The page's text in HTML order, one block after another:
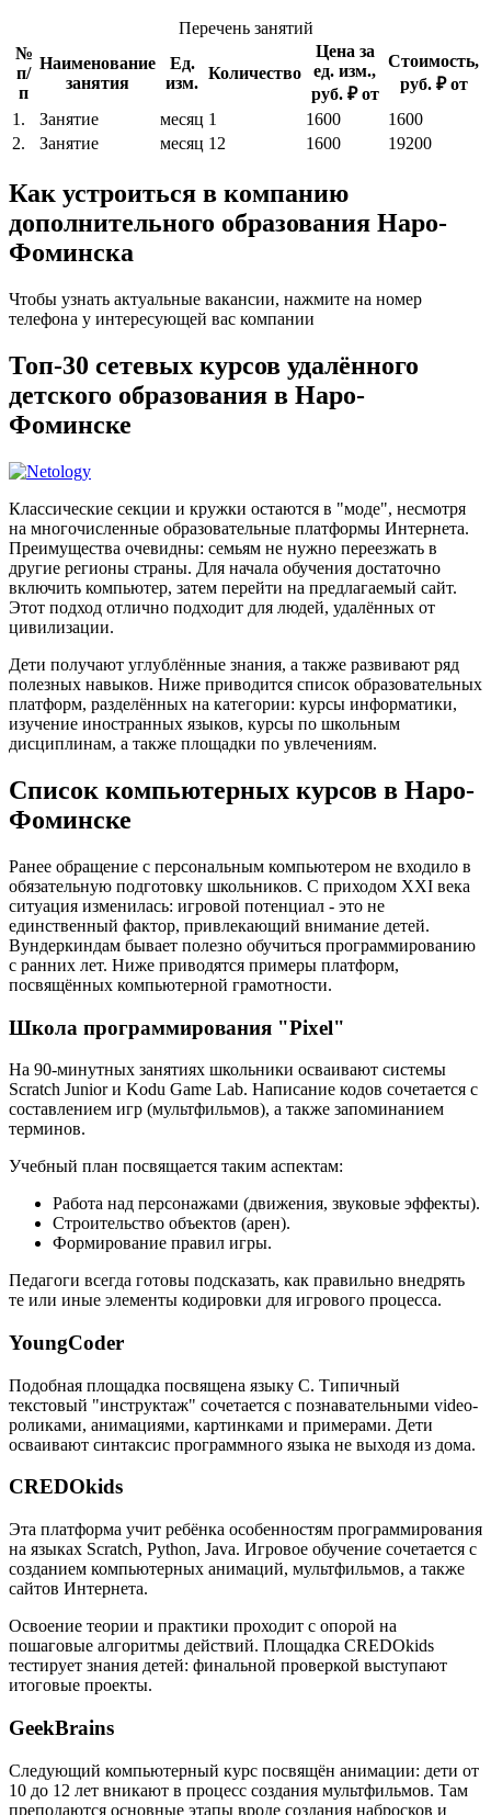
Перечень занятий
№
п/
п
Наименование
занятия
Ед.
изм.
Количество
Цена за
ед. изм.,
руб. ₽ от
Стоимость,
руб. ₽ от
1.
Занятие месяц 1 1600
1600
2.
Занятие месяц 12 1600 19200
Как устроиться в компанию
дополнительного образования Наро-
Фоминска
Чтобы узнать актуальные вакансии, нажмите на номер
телефона у интересующей вас компании
Топ-30 сетевых курсов удалённого
детского образования в Наро-
Фоминске
Классические секции и кружки остаются в "моде", несмотря
на многочисленные образовательные платформы Интернета.
Преимущества очевидны: семьям не нужно переезжать в
другие регионы страны. Для начала обучения достаточно
включить компьютер, затем перейти на предлагаемый сайт.
Этот подход отлично подходит для людей, удалённых от
цивилизации.
Дети получают углублённые знания, а также развивают ряд
полезных навыков. Ниже приводится список образовательных
платформ, разделённых на категории: курсы информатики,
изучение иностранных языков, курсы по школьным
дисциплинам, а также площадки по увлечениям.
Список компьютерных курсов в Наро-
Фоминске
Ранее обращение с персональным компьютером не входило в
обязательную подготовку школьников. С приходом XXI века
ситуация изменилась: игровой потенциал - это не
единственный фактор, привлекающий внимание детей.
Вундеркиндам бывает полезно обучиться программированию
с ранних лет. Ниже приводятся примеры платформ,
посвящённых компьютерной грамотности.
Школа программирования "Pixel"
На 90-минутных занятиях школьники осваивают системы
Scratch Junior и Kodu Game Lab. Написание кодов сочетается с
составлением игр (мультфильмов), а также запоминанием
терминов.
Учебный план посвящается таким аспектам:
Работа над персонажами (движения, звуковые эффекты).
Строительство объектов (арен).
Формирование правил игры.
Педагоги всегда готовы подсказать, как правильно внедрять
те или иные элементы кодировки для игрового процесса.
YoungCoder
Подобная площадка посвящена языку C. Типичный
текстовый "инструктаж" сочетается с познавательными video-
роликами, анимациями, картинками и примерами. Дети
осваивают синтаксис программного языка не выходя из дома.
CREDOkids
Эта платформа учит ребёнка особенностям программирования
на языках Scratch, Python, Java. Игровое обучение сочетается с
созданием компьютерных анимаций, мультфильмов, а также
сайтов Интернета.
Освоение теории и практики проходит с опорой на
пошаговые алгоритмы действий. Площадка CREDOkids
тестирует знания детей: финальной проверкой выступают
итоговые проекты.
GeekBrains
Следующий компьютерный курс посвящён анимации: дети от
10 до 12 лет вникают в процесс создания мультфильмов. Там
преподаются основные этапы вроде создания набросков и